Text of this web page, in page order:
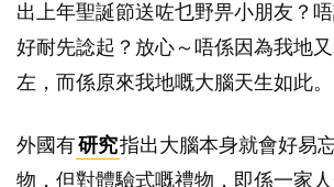
出上年聖誕節送咗乜野畀小朋友？
好耐先諗起？放心～唔係因為我地
左，而係原來我地嘅大腦天生如此。
外國有研究指出大腦本身就會好易
物，但對體驗式嘅禮物，即係一家